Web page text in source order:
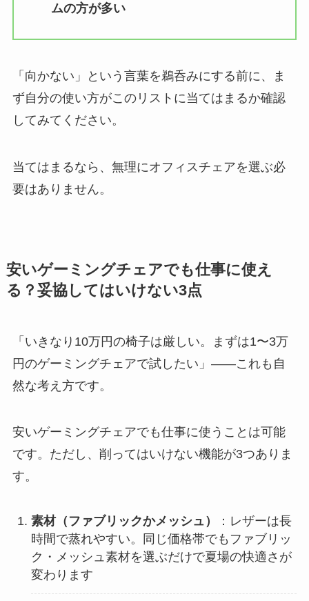
ムの方が多い
「向かない」という言葉を鵜呑みにする前に、ま
ず自分の使い方がこのリストに当てはまるか確認
してみてください。
当てはまるなら、無理にオフィスチェアを選ぶ必
要はありません。
安いゲーミングチェアでも仕事に使え
る？妥協してはいけない3点
「いきなり10万円の椅子は厳しい。まずは1〜3万
円のゲーミングチェアで試したい」——これも自
然な考え方です。
安いゲーミングチェアでも仕事に使うことは可能
です。ただし、削ってはいけない機能が3つありま
す。
素材（ファブリックかメッシュ）
：レザーは長
時間で蒸れやすい。同じ価格帯でもファブリッ
ク・メッシュ素材を選ぶだけで夏場の快適さが
変わります